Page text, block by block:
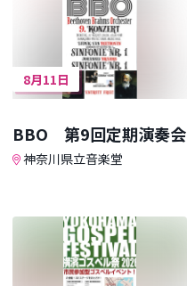
8月11日
BBO 第9回定期演奏会
神奈川県立音楽堂